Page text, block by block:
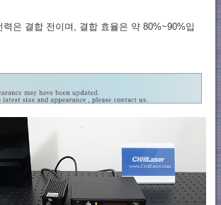
력은 결합 전이며, 결합 효율은 약 80%~90%입